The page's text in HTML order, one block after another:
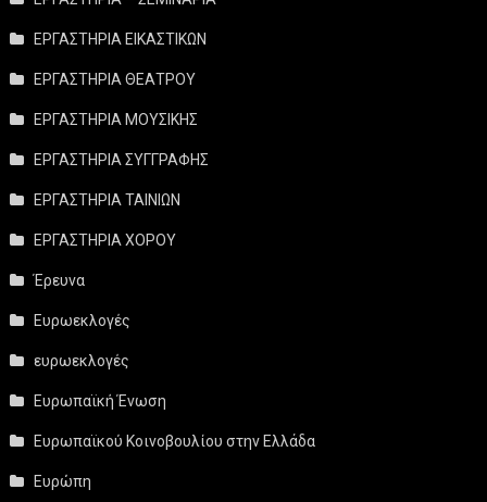
ΕΡΓΑΣΤΗΡΙΑ ΕΙΚΑΣΤΙΚΩΝ
ΕΡΓΑΣΤΗΡΙΑ ΘΕΑΤΡΟΥ
ΕΡΓΑΣΤΗΡΙΑ ΜΟΥΣΙΚΗΣ
ΕΡΓΑΣΤΗΡΙΑ ΣΥΓΓΡΑΦΗΣ
ΕΡΓΑΣΤΗΡΙΑ ΤΑΙΝΙΩΝ
ΕΡΓΑΣΤΗΡΙΑ ΧΟΡΟΥ
Έρευνα
Ευρωεκλογές
ευρωεκλογές
Ευρωπαϊκή Ένωση
Ευρωπαϊκού Κοινοβουλίου στην Ελλάδα
Ευρώπη